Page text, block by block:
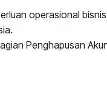
operasional
Penghapusan